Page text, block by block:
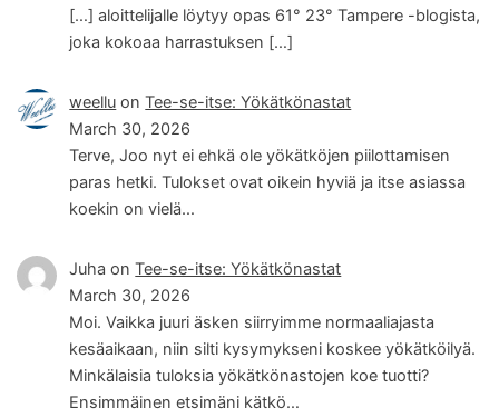
[…] aloittelijalle löytyy opas 61° 23° Tampere -blogista,
joka kokoaa harrastuksen […]
weellu onTee-se-itse: Yökätkönastat
March 30, 2026
Terve, Joo nyt ei ehkä ole yökätköjen piilottamisen
paras hetki. Tulokset ovat oikein hyviä ja itse asiassa
koekin on vielä…
Juha onTee-se-itse: Yökätkönastat
March 30, 2026
Moi. Vaikka juuri äsken siirryimme normaaliajasta
kesäaikaan, niin silti kysymykseni koskee yökätköilyä.
Minkälaisia tuloksia yökätkönastojen koe tuotti?
Ensimmäinen etsimäni kätkö…